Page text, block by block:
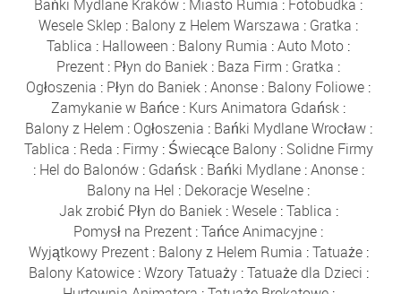
Bańki Mydlane Kraków : Miasto Rumia : Fotobudka :
Wesele Sklep : Balony z Helem Warszawa : Gratka :
Tablica : Halloween : Balony Rumia :Auto Moto :
Prezent : Płyn do Baniek : Baza Firm : Gratka :
Ogłoszenia : Płyn do Baniek :Anonse : Balony Foliowe :
Zamykanie w Bańce : Kurs Animatora Gdańsk :
Balony z Helem : Ogłoszenia : Bańki Mydlane Wrocław:
Tablica : Reda : Firmy: Świecące Balony: Solidne Firmy
: Hel do Balonów: Gdańsk: Bańki Mydlane:Anonse:
Balony na Hel : Dekoracje Weselne :
Jak zrobić Płyn do Baniek:Wesele:Tablica :
Pomysł na Prezent :Tańce Animacyjne :
Wyjątkowy Prezent: Balony z Helem Rumia :Tatuaże:
Balony Katowice:Wzory Tatuaży:Tatuaże dla Dzieci :